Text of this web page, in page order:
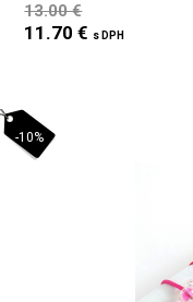
13.00 €
11.70 € s DPH
-10%